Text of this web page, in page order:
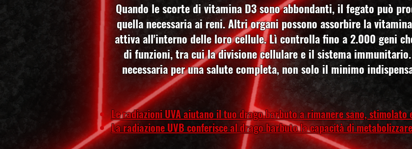
Quando le scorte di vitamina D3 sono abbondanti, il fegato può
quella necessaria ai reni. Altri organi possono assorbire la
attiva all'interno delle loro cellule. Lì controlla fino a 2.000 geni
di funzioni, tra cui la divisione cellulare e il sistema
necessaria per una salute completa, non solo il minimo
Le radiazioni UVA aiutano il tuo drago barbuto a rimanere sano, stimolato
La radiazione UVB conferisce al drago barbuto la capacità di